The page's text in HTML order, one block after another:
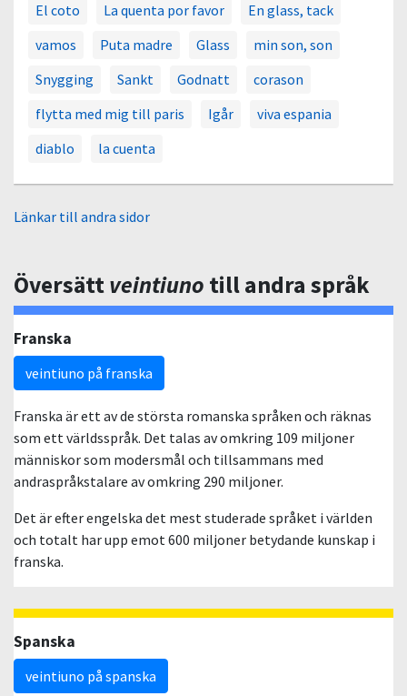
El coto
La quenta por favor
En glass, tack
vamos
Puta madre Glass
min son, son
Snygging
Sankt Godnatt
corason
flytta med mig till paris
Igår
viva espania
diablo
la cuenta
Länkar till andra sidor
Översättveintiuno till andra språk
Franska
veintiuno på franska
Franska är ett av de största romanska språken och räknas
som ett världsspråk. Det talas av omkring 109 miljoner
människor som modersmål och tillsammans med
andraspråkstalare av omkring 290 miljoner.
Det är efter engelska det mest studerade språket i världen
och totalt har upp emot 600 miljoner betydande kunskap i
franska.
Spanska
veintiuno på spanska